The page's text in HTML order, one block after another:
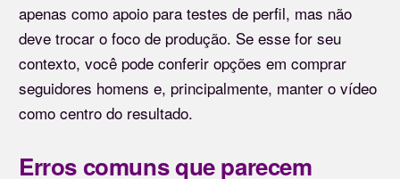
apenas como apoio para testes de perfil, mas não
deve trocar o foco de produção. Se esse for seu
contexto, você pode conferir opções em comprar
seguidores homens e, principalmente, manter o vídeo
como centro do resultado.
Erros comuns que parecem